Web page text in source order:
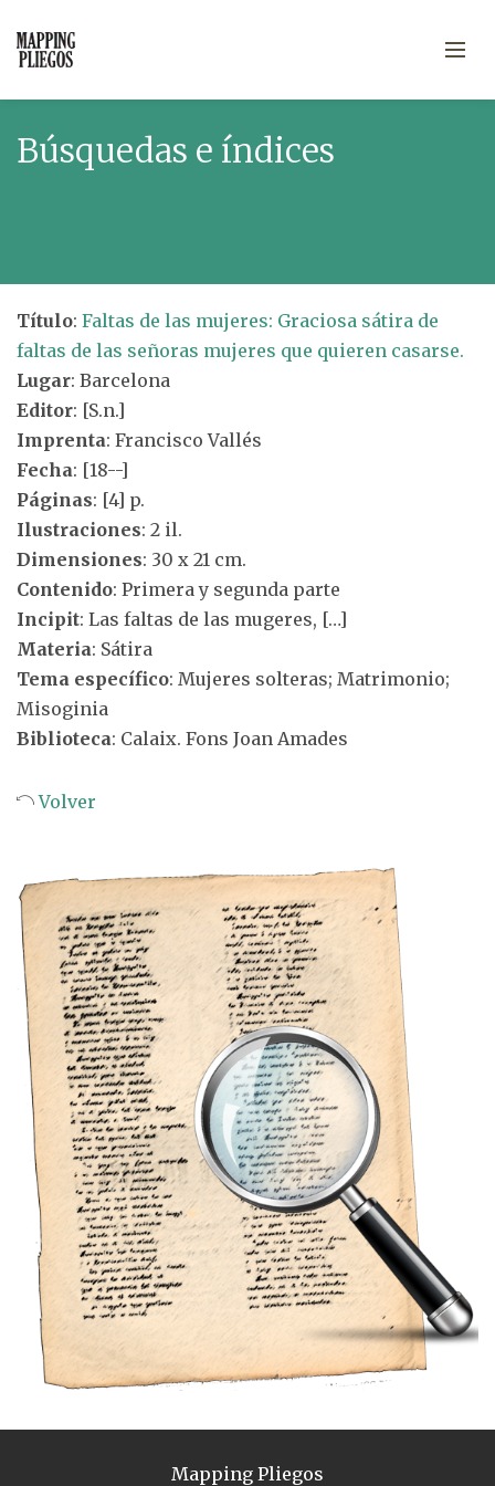
Búsquedas e índices
Título: Faltas de las mujeres: Graciosa sátira de
faltas de las señoras mujeres que quieren casarse.
Lugar: Barcelona
Editor: [S.n.]
Imprenta: Francisco Vallés
Fecha: [18--]
Páginas: [4] p.
Ilustraciones: 2 il.
Dimensiones: 30 x 21 cm.
Contenido: Primera y segunda parte
Incipit: Las faltas de las mugeres, […]
Materia: Sátira
Tema específico: Mujeres solteras; Matrimonio;
Misoginia
Biblioteca: Calaix. Fons Joan Amades
Volver
Mapping Pliegos